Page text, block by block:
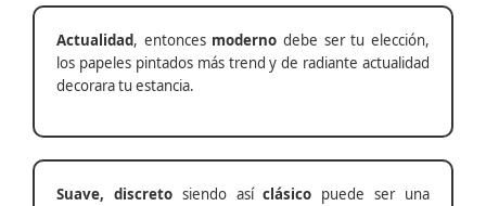
Actualidad, entonces moderno debe ser tu elección,
los papeles pintados más trend y de radiante actualidad
decorara tu estancia.
Suave, discretosiendo asíclásico puede ser una